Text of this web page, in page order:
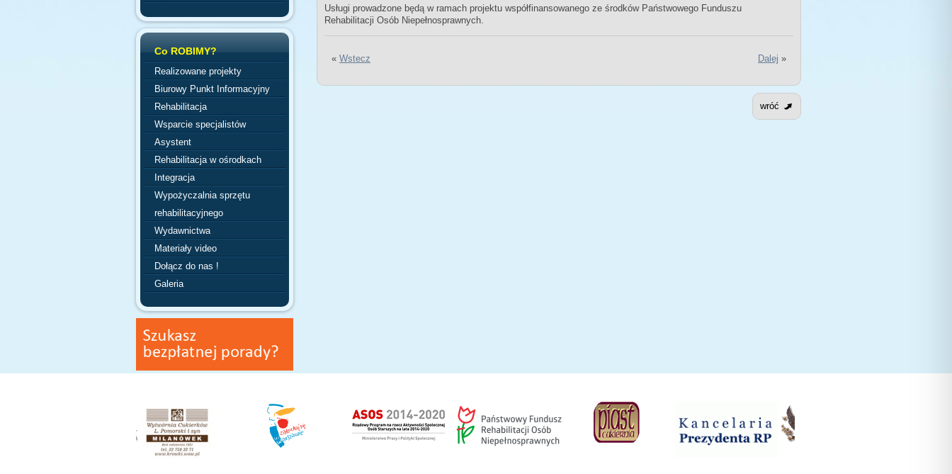
Co ROBIMY?
Realizowane projekty
Biurowy Punkt Informacyjny
Rehabilitacja
Wsparcie specjalistów
Asystent
Rehabilitacja w ośrodkach
Integracja
Wypożyczalnia sprzętu
rehabilitacyjnego
Wydawnictwa
Materiały video
Dołącz do nas !
Galeria
Usługi prowadzone będą w ramach projektu współfinansowanego ze środków Państwowego Funduszu
Rehabilitacji Osób Niepełnosprawnych.
« Wstecz Dalej »
wróć